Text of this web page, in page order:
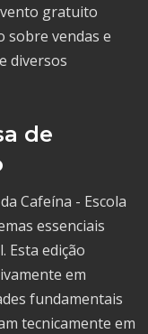
gratuito
sobre vendas e
diversos
de
Cafeína - Escola
essenciais
Esta edição
em
fundamentais
tecnicamente em